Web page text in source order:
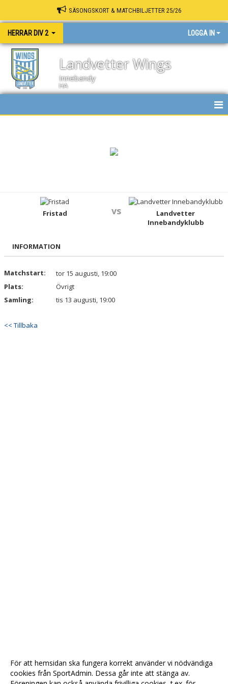
SÄSONGSKORT & MATCHBILJETTER 25/26
HERRAR DIV 2 LOGGA IN
Landvetter Wings
Innebandy
HA
DOKUMENT
KONTAKT
MATCHREFERAT
Fristad vs
Landvetter
Innebandyklubb
INFORMATION
Matchstart:
tor 15 augusti, 19:00
Plats:
Övrigt
Samling:
tis 13 augusti, 19:00
<< Tillbaka
För att hemsidan ska fungera korrekt använder vi nödvändiga
cookies från SportAdmin. Dessa går inte att stänga av.